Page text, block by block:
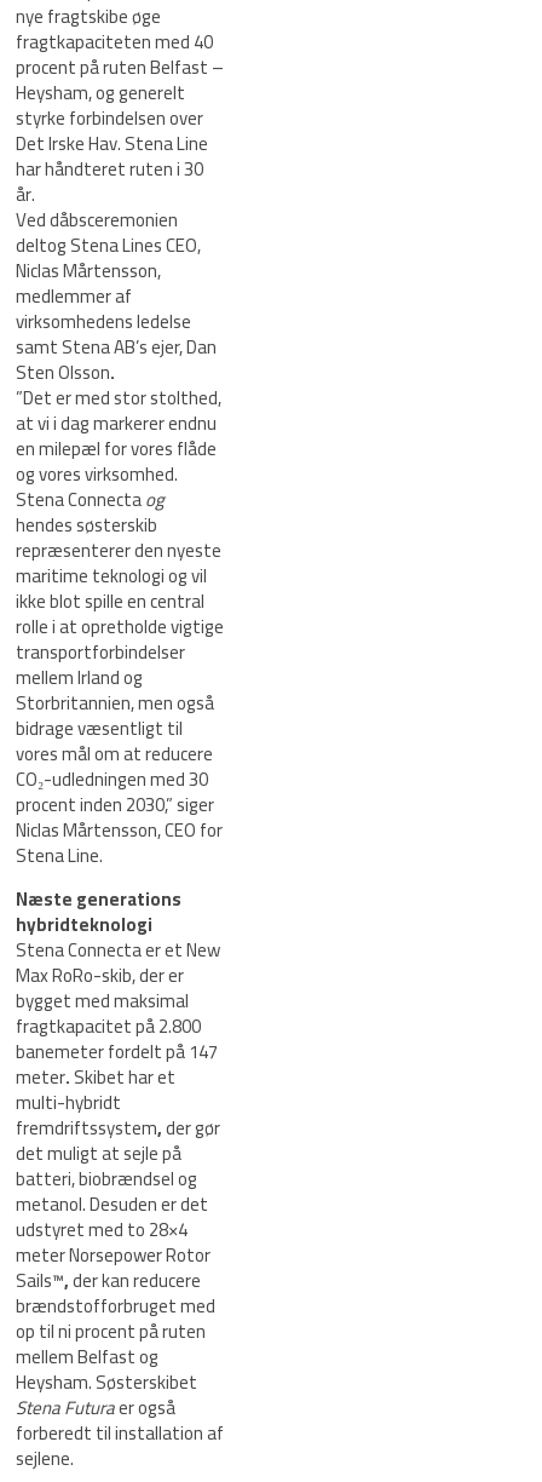
nye fragtskibe øge
fragtkapaciteten med 40
procent på ruten Belfast –
Heysham, og generelt
styrke forbindelsen over
Det Irske Hav. Stena Line
har håndteret ruten i 30
år.
Ved dåbsceremonien
deltog Stena Lines CEO,
Niclas Mårtensson,
medlemmer af
virksomhedens ledelse
samt Stena AB’s ejer, Dan
Sten Olsson.
”Det er med stor stolthed,
at vi i dag markerer endnu
en milepæl for vores flåde
og vores virksomhed.
Stena Connectaog
hendes søsterskib
repræsenterer den nyeste
maritime teknologi og vil
ikke blot spille en central
rolle i at opretholde vigtige
transportforbindelser
mellem Irland og
Storbritannien, men også
bidrage væsentligt til
vores mål om at reducere
CO₂-udledningen med 30
procent inden 2030,” siger
Niclas Mårtensson, CEO for
Stena Line.
Næste generations
hybridteknologi
Stena Connecta er et New
Max RoRo-skib, der er
bygget med maksimal
fragtkapacitet på 2.800
banemeter fordelt på 147
meter.Skibet har et
multi-hybridt
fremdriftssystem,der gør
det muligt at sejle på
batteri, biobrændsel og
metanol. Desuden er det
udstyret med to 28×4
meter Norsepower Rotor
Sails™,der kan reducere
brændstofforbruget med
op til ni procent på ruten
mellem Belfast og
Heysham. Søsterskibet
Stena Futuraer også
forberedt til installation af
sejlene.